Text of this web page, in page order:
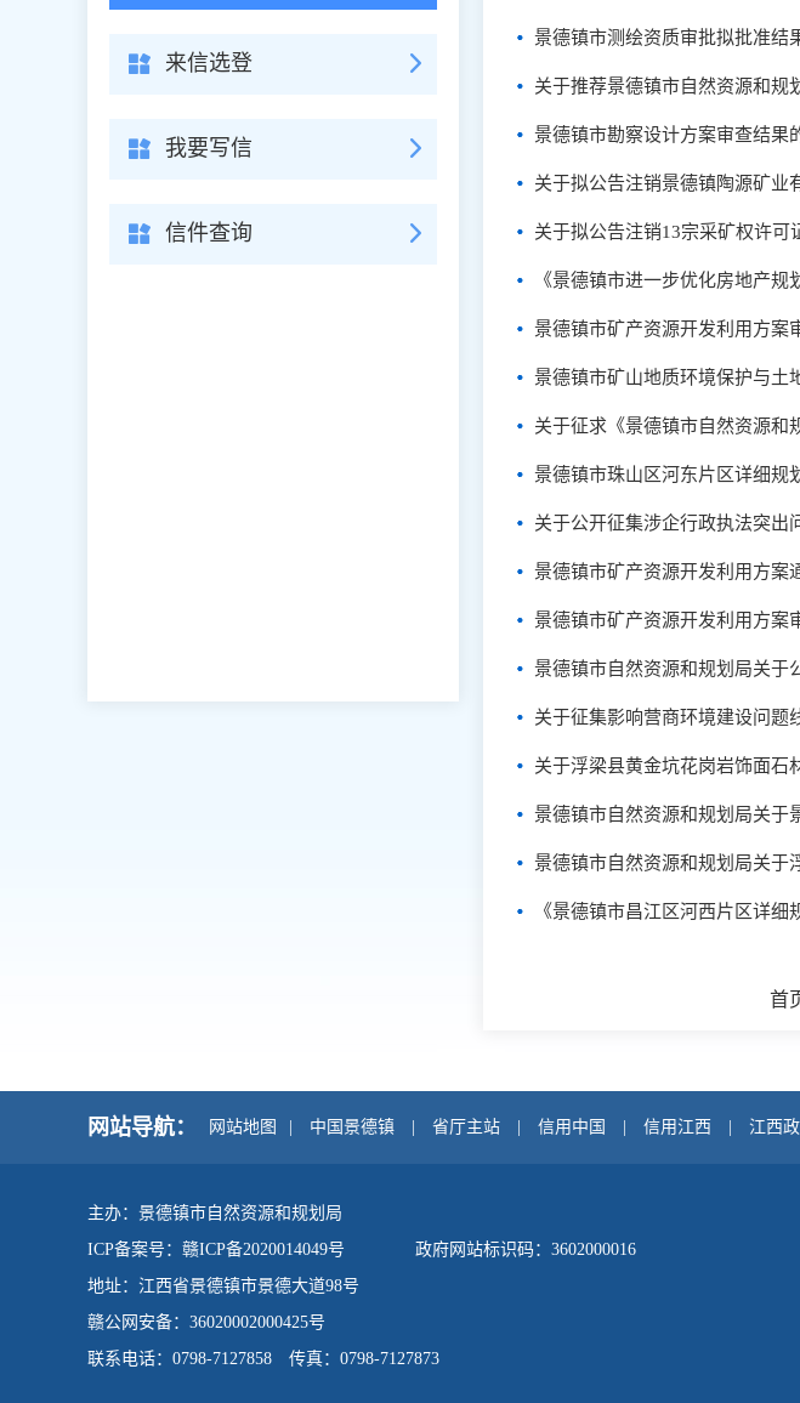
来信选登
我要写信
信件查询
景德镇市测绘资质审批拟批准结
关于推荐景德镇市自然资源和规
景德镇市勘察设计方案审查结果
关于拟公告注销景德镇陶源矿业
关于拟公告注销13宗采矿权许可
《景德镇市进一步优化房地产
景德镇市矿产资源开发利用方案
景德镇市矿山地质环境保护与土
关于征求《景德镇市自然资源和
景德镇市珠山区河东片区详细规
关于公开征集涉企行政执法突出
景德镇市矿产资源开发利用方案
景德镇市矿产资源开发利用方案
景德镇市自然资源和规划局关于
关于征集影响营商环境建设问题
关于浮梁县黄金坑花岗岩饰面石
景德镇市自然资源和规划局关于
景德镇市自然资源和规划局关于
《景德镇市昌江区河西片区详细
首
网站导航： 网站地图 中国景德镇 省厅主站 信用中国 信用江西 江西
主办：景德镇市自然资源和规划局
ICP备案号： 赣ICP备2020014049号
政府网站标识码：3602000016
地址：江西省景德镇市景德大道98号
赣公网安备：36020002000425号
联系电话：0798-7127858 传真：0798-7127873